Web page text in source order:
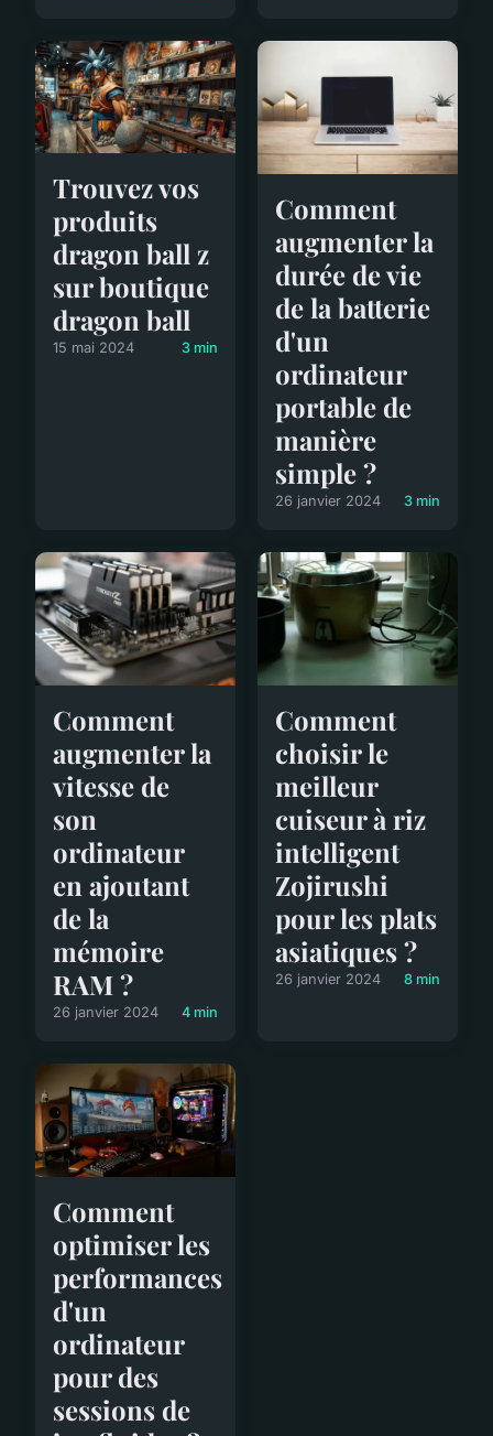
Trouvez vos
produits
dragon ball z
sur boutique
dragon ball
15 mai 2024 3 min
Comment
augmenter la
durée de vie
de la batterie
d'un
ordinateur
portable de
manière
simple ?
26 janvier 2024 3 min
Comment
augmenter la
vitesse de
son
ordinateur
en ajoutant
de la
mémoire
RAM ?
26 janvier 2024 4 min
Comment
choisir le
meilleur
cuiseur à riz
intelligent
Zojirushi
pour les plats
asiatiques ?
26 janvier 2024 8 min
Comment
optimiser les
performances
d'un
ordinateur
pour des
sessions de